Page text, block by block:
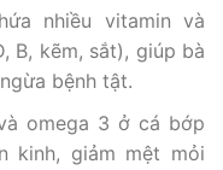
nhiều vitamin và
B, kẽm, sắt), giúp bà
bệnh tật.
omega 3 ở cá bớp
kinh, giảm mệt mỏi